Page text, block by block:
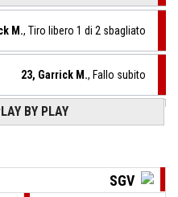
M., Tiro libero 1 di 2 sbagliato
23, Garrick M., Fallo subito
76-80
BY PLAY
SGV